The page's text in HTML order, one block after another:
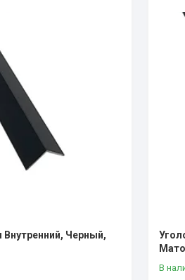
Внутренний, Черный,
В